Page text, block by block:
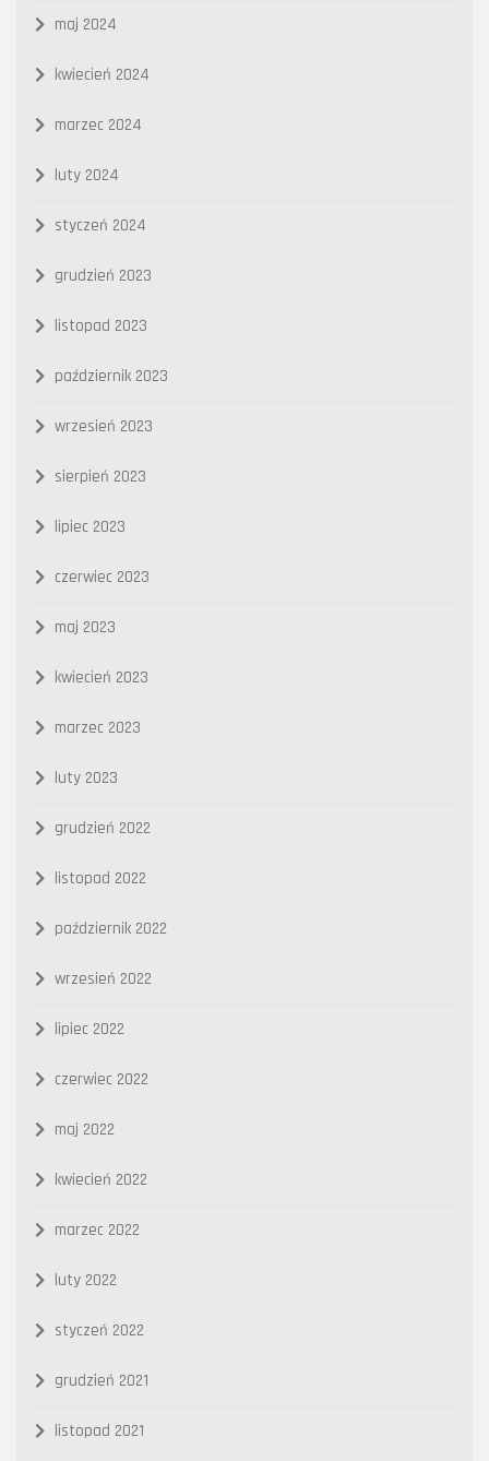
maj 2024
kwiecień 2024
marzec 2024
luty 2024
styczeń 2024
grudzień 2023
listopad 2023
październik 2023
wrzesień 2023
sierpień 2023
lipiec 2023
czerwiec 2023
maj 2023
kwiecień 2023
marzec 2023
luty 2023
grudzień 2022
listopad 2022
październik 2022
wrzesień 2022
lipiec 2022
czerwiec 2022
maj 2022
kwiecień 2022
marzec 2022
luty 2022
styczeń 2022
grudzień 2021
listopad 2021